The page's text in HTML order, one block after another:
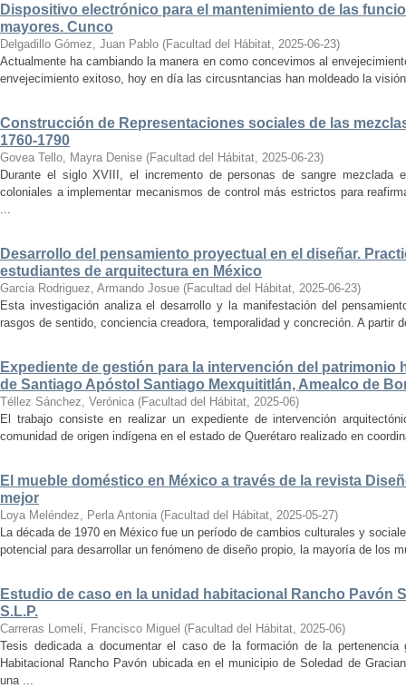
Dispositivo electrónico para el mantenimiento de las
mayores. Cunco
Delgadillo Gómez, Juan Pablo (Facultad del Hábitat, 2025-06-23)
Actualmente ha cambiando la manera en como concevimos al
envejecimiento exitoso, hoy en día las circusntancias han moldeado la
Construcción de Representaciones sociales de las
1760-1790
Govea Tello, Mayra Denise (Facultad del Hábitat, 2025-06-23)
Durante el siglo XVIII, el incremento de personas de sangre
coloniales a implementar mecanismos de control más estrictos para
...
Desarrollo del pensamiento proyectual en el diseñar.
estudiantes de arquitectura en México
Garcia Rodriguez, Armando Josue (Facultad del Hábitat, 2025-06-23)
Esta investigación analiza el desarrollo y la manifestación del
rasgos de sentido, conciencia creadora, temporalidad y concreción. A partir
Expediente de gestión para la intervención del patrimonio
de Santiago Apóstol Santiago Mexquititlán, Amealco de
Téllez Sánchez, Verónica (Facultad del Hábitat, 2025-06)
El trabajo consiste en realizar un expediente de intervención
comunidad de origen indígena en el estado de Querétaro realizado en
El mueble doméstico en México a través de la revista
mejor
Loya Meléndez, Perla Antonia (Facultad del Hábitat, 2025-05-27)
La década de 1970 en México fue un período de cambios culturales y
potencial para desarrollar un fenómeno de diseño propio, la mayoría de los
Estudio de caso en la unidad habitacional Rancho Pavón
S.L.P.
Carreras Lomelí, Francisco Miguel (Facultad del Hábitat, 2025-06)
Tesis dedicada a documentar el caso de la formación de la
Habitacional Rancho Pavón ubicada en el municipio de Soledad de
una ...